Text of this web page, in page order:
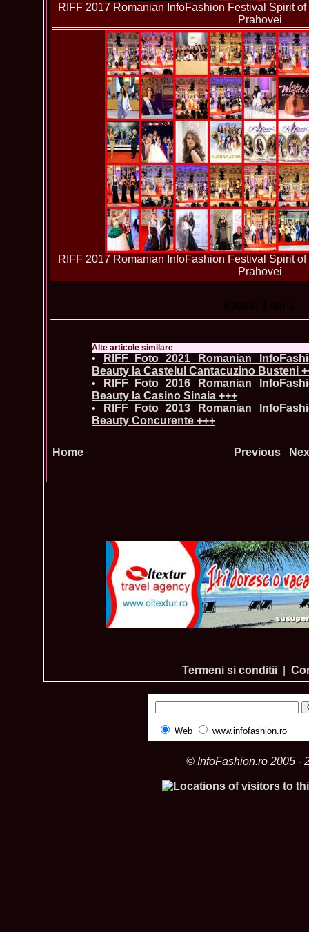
RIFF 2017 Romanian InfoFashion Festival Spirit
Prahovei
RIFF 2017 Romanian InfoFashion Festival Spirit
Prahovei
Alte articole similare
•
RIFF_Foto 2021 Romanian
Beauty la Castelul Cantacuzino Busteni
•
RIFF_Foto 2016 Romanian
Beauty la Casino Sinaia +++
•
RIFF_Foto 2013 Romanian
Beauty Concurente +++
Home Previous
Termeni si conditii
Web www.infofashion.ro
© InfoFashion.ro 2005 -